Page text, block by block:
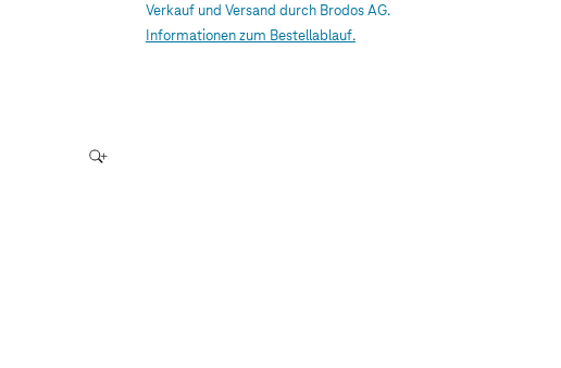
Verkauf und Versand durch Brodos AG.
Informationen zum Bestellablauf.